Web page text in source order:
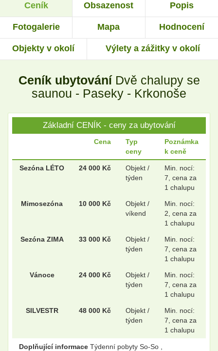
Ceník Obsazenost Popis
Fotogalerie Mapa Hodnocení
Objekty v okolí Výlety a zážitky v okolí
Ceník ubytování Dvě chalupy se
saunou - Paseky - Krkonoše
Základní CENÍK - ceny za ubytování
Cena
Typ
ceny
Poznámka
k ceně
Sezóna LÉTO 24 000 Kč
Objekt /
týden
Min. nocí:
7, cena za
1 chalupu
Mimosezóna 10 000 Kč
Objekt /
víkend
Min. nocí:
2, cena za
1 chalupu
Sezóna ZIMA 33 000 Kč
Objekt /
týden
Min. nocí:
7, cena za
1 chalupu
Vánoce 24 000 Kč
Objekt /
týden
Min. nocí:
7, cena za
1 chalupu
SILVESTR 48 000 Kč
Objekt /
týden
Min. nocí:
7, cena za
1 chalupu
Doplňující informace Týdenní pobyty So-So ,